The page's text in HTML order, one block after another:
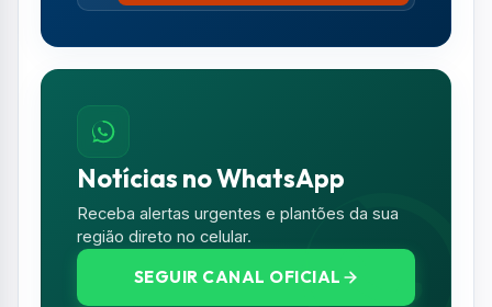
Notícias no WhatsApp
Receba alertas urgentes e plantões da sua
região direto no celular.
SEGUIR CANAL OFICIAL